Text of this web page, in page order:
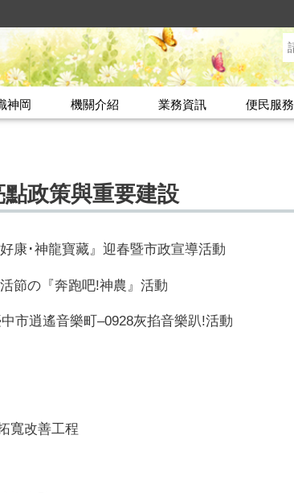
神岡 機關介紹 業務資訊 便民服務
政策與重要建設
康･神龍寶藏』迎春暨市政宣導活動
節の『奔跑吧!神農』活動
市逍遙音樂町–0928灰掐音樂趴!活動
寬改善工程